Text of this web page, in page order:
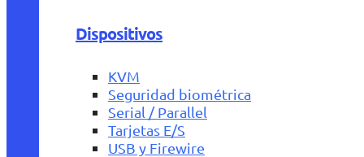
Dispositivos
KVM
Seguridad biométrica
Serial / Parallel
Tarjetas E/S
USB y Firewire